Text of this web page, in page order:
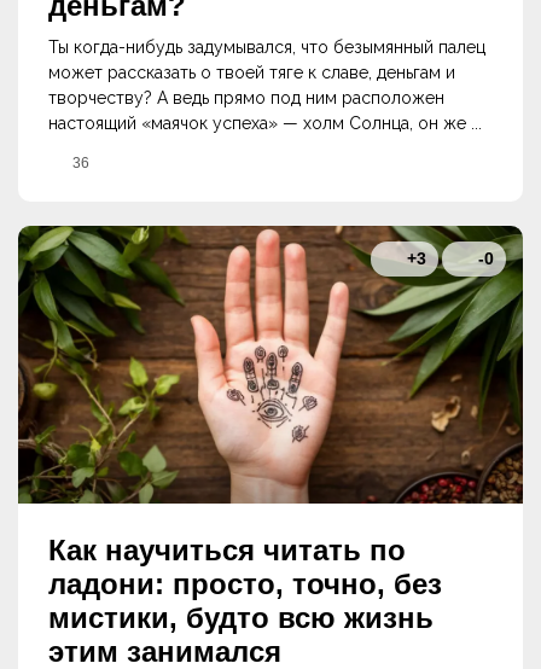
Ты когда-нибудь задумывался, что безымянный палец
может рассказать о твоей тяге к славе, деньгам и
творчеству? А ведь прямо под ним расположен
настоящий «маячок успеха» — холм Солнца, он же ...
36
Как научиться читать по
ладони: просто, точно, без
мистики, будто всю жизнь
этим занимался
+3 -0